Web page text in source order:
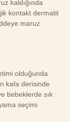
kaldığında
kontakt dermatit
maruz
olduğunda
kafa derisinde
bebeklerde sık
seçimi